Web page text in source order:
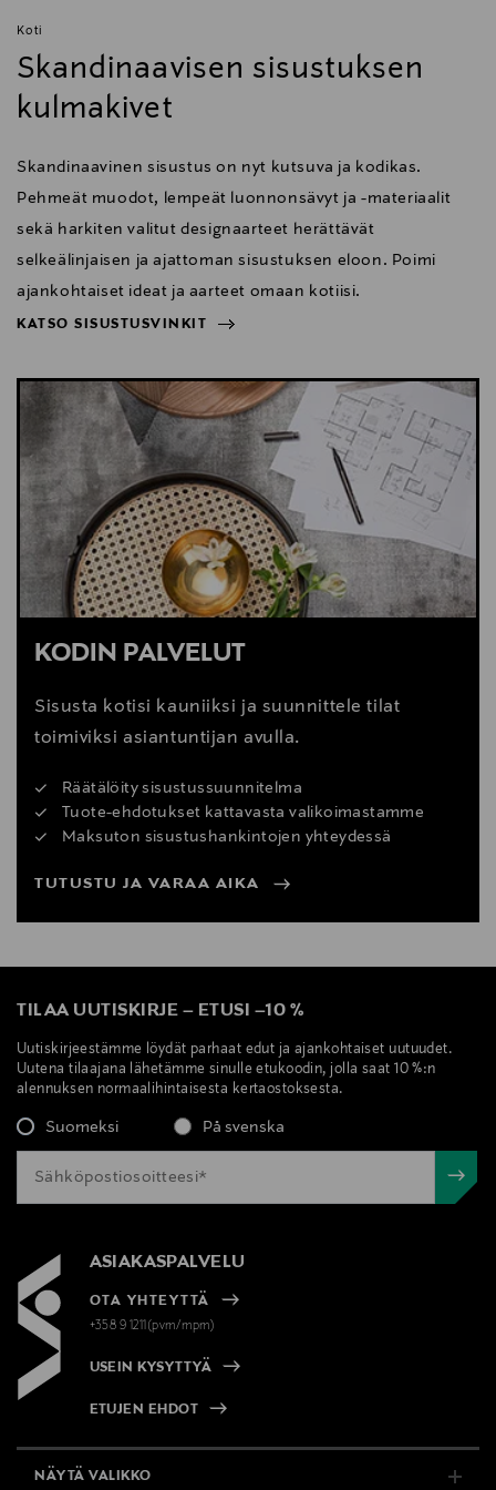
Koti
Skandinaavisen sisustuksen
kulmakivet
Skandinaavinen sisustus on nyt kutsuva ja kodikas.
Pehmeät muodot, lempeät luonnonsävyt ja -materiaalit
sekä harkiten valitut designaarteet herättävät
selkeälinjaisen ja ajattoman sisustuksen eloon. Poimi
ajankohtaiset ideat ja aarteet omaan kotiisi.
KATSO SISUSTUSVINKIT
KATSO SISUSTUSVINKIT
KODIN PALVELUT
Sisusta kotisi kauniiksi ja suunnittele tilat
toimiviksi asiantuntijan avulla.
Räätälöity sisustussuunnitelma
Tuote-ehdotukset kattavasta valikoimastamme
Maksuton sisustushankintojen yhteydessä
TUTUSTU JA VARAA AIKA
TILAA UUTISKIRJE – ETUSI –10 %
Uutiskirjeestämme löydät parhaat edut ja ajankohtaiset uutuudet.
Uutena tilaajana lähetämme sinulle etukoodin, jolla saat 10 %:n
alennuksen normaalihintaisesta kertaostoksesta.
Suomeksi På svenska
ASIAKASPALVELU
OTA YHTEYTTÄ
+358 9 1211(pvm/mpm)
USEIN KYSYTTYÄ
ETUJEN EHDOT
NÄYTÄ VALIKKO